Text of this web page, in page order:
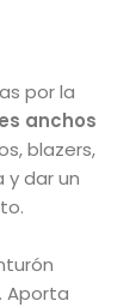
por la
anchos
blazers,
y dar un
Aporta